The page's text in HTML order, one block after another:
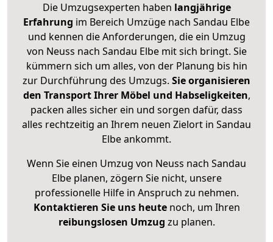
Die Umzugsexperten haben langjährige
Erfahrung im Bereich Umzüge nach Sandau Elbe
und kennen die Anforderungen, die ein Umzug
von Neuss nach Sandau Elbe mit sich bringt. Sie
kümmern sich um alles, von der Planung bis hin
zur Durchführung des Umzugs. Sie organisieren
den Transport Ihrer Möbel und Habseligkeiten,
packen alles sicher ein und sorgen dafür, dass
alles rechtzeitig an Ihrem neuen Zielort in Sandau
Elbe ankommt.
Wenn Sie einen Umzug von Neuss nach Sandau
Elbe planen, zögern Sie nicht, unsere
professionelle Hilfe in Anspruch zu nehmen.
Kontaktieren Sie uns heutenoch, um Ihren
reibungslosen Umzug zu planen.